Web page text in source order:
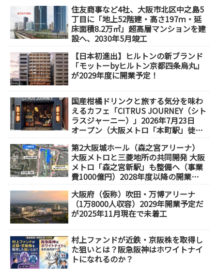
住友商事など4社、大阪市北区中之島5
丁目に「地上52階建・高さ197ｍ・延
床面積8.2万㎡」超高層マンションを建
設へ、2030年5月竣工
【日本初進出】ヒルトンの新ブランド
「モットーbyヒルトン京都四条烏丸」
が2029年度に開業予定！
国産柑橘ドリンクと旅する気分を味わ
えるカフェ「CITRUS JOURNEY（シト
ラスジャーニー）」2026年7月23日
オープン（大阪メトロ「本町駅」徒歩
第2大阪城ホール（森之宮アリーナ）
大阪メトロと三菱地所の共同開発 大阪
メトロ「森之宮新駅」も整備へ（事業
費1000億円）2028年度以降の開業
大阪府（仮称）吹田・万博アリーナ
（1万8000人収容）2029年開業予定だ
が2025年11月現在で未着工
村上ファンドが近鉄・京阪株を取得し
た狙いとは？阪急阪神はホワイトナイ
トになれるのか？